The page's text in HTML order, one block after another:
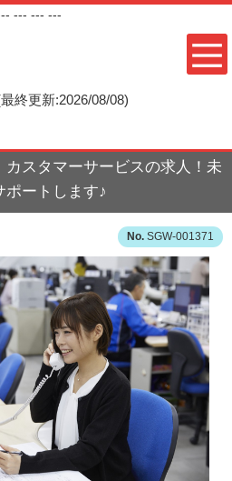
--- --- ---
終更新:2026/08/08)
スタマーサービスの求人！未
ートします♪
SGW-001371